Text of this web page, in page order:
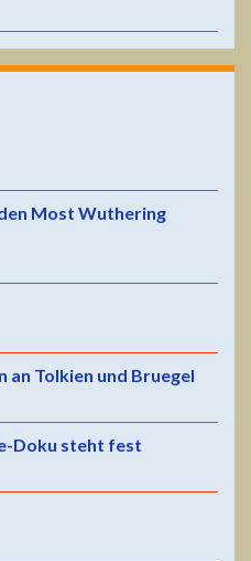
Most Wuthering
an Tolkien und Bruegel
Doku steht fest